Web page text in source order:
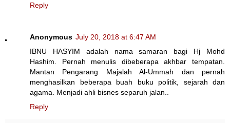
Reply
Anonymous July 20, 2018 at 6:47 AM
IBNU HASYIM adalah nama samaran bagi Hj Mohd
Hashim. Pernah menulis dibeberapa akhbar tempatan.
Mantan Pengarang Majalah Al-Ummah dan pernah
menghasilkan beberapa buah buku politik, sejarah dan
agama. Menjadi ahli bisnes separuh jalan..
Reply